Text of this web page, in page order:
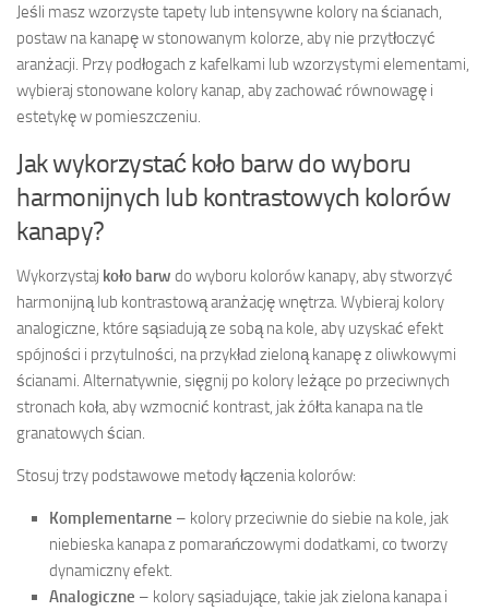
Jeśli masz wzorzyste tapety lub intensywne kolory na ścianach,
postaw na kanapę w stonowanym kolorze, aby nie przytłoczyć
aranżacji. Przy podłogach z kafelkami lub wzorzystymi elementami,
wybieraj stonowane kolory kanap, aby zachować równowagę i
estetykę w pomieszczeniu.
Jak wykorzystać koło barw do wyboru
harmonijnych lub kontrastowych kolorów
kanapy?
Wykorzystaj koło barw do wyboru kolorów kanapy, aby stworzyć
harmonijną lub kontrastową aranżację wnętrza. Wybieraj kolory
analogiczne, które sąsiadują ze sobą na kole, aby uzyskać efekt
spójności i przytulności, na przykład zieloną kanapę z oliwkowymi
ścianami. Alternatywnie, sięgnij po kolory leżące po przeciwnych
stronach koła, aby wzmocnić kontrast, jak żółta kanapa na tle
granatowych ścian.
Stosuj trzy podstawowe metody łączenia kolorów:
Komplementarne – kolory przeciwnie do siebie na kole, jak
niebieska kanapa z pomarańczowymi dodatkami, co tworzy
dynamiczny efekt.
Analogiczne – kolory sąsiadujące, takie jak zielona kanapa i